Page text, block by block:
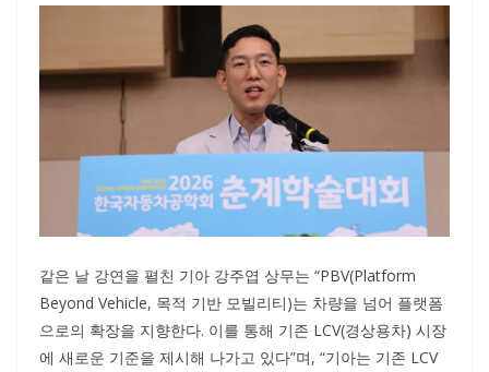
같은 날 강연을 펼친 기아 강주엽 상무는 “PBV(Platform
Beyond Vehicle, 목적 기반 모빌리티)는 차량을 넘어 플랫폼
으로의 확장을 지향한다. 이를 통해 기존 LCV(경상용차) 시장
에 새로운 기준을 제시해 나가고 있다”며, “기아는 기존 LCV